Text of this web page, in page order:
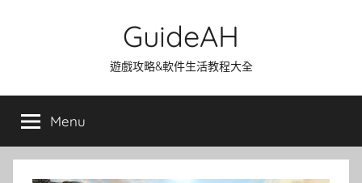
GuideAH
遊戲攻略&軟件生活教程大全
Menu